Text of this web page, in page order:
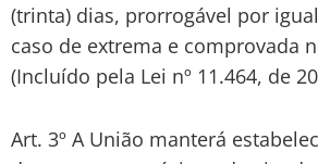
(trinta) dias, prorrogável por
caso de extrema e comprovada
(Incluído pela Lei nº 11.464, de
Art. 3º A União manterá